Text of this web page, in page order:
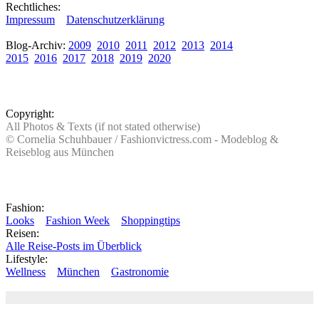
Rechtliches:
Impressum
Datenschutzerklärung
Blog-Archiv: 2009 2010 2011 2012 2013 2014
2015 2016 2017 2018 2019 2020
Copyright:
All Photos & Texts (if not stated otherwise)
© Cornelia Schuhbauer / Fashionvictress.com - Modeblog &
Reiseblog aus München
Fashion:
Looks
Fashion Week
Shoppingtips
Reisen:
Alle Reise-Posts im Überblick
Lifestyle:
Wellness
München Gastronomie